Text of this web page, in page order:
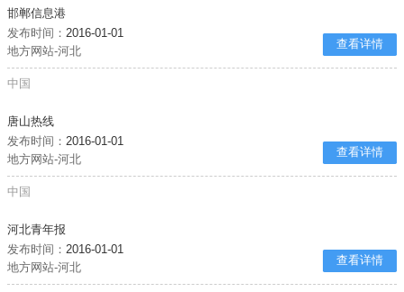
邯郸信息港
发布时间：2016-01-01
地方网站-河北
查看详情
中国
唐山热线
发布时间：2016-01-01
地方网站-河北
查看详情
中国
河北青年报
发布时间：2016-01-01
地方网站-河北
查看详情